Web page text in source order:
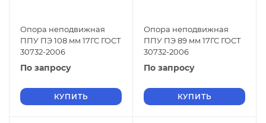
Опора неподвижная
ППУ ПЭ 108 мм 17ГС ГОСТ
30732-2006
По запросу
КУПИТЬ
Опора неподвижная
ППУ ПЭ 89 мм 17ГС ГОСТ
30732-2006
По запросу
КУПИТЬ